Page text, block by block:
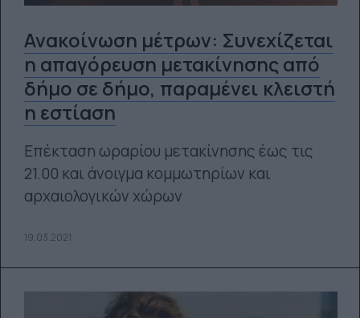
Ανακοίνωση μέτρων: Συνεχίζεται
η απαγόρευση μετακίνησης από
δήμο σε δήμο, παραμένει κλειστή
η εστίαση
Επέκταση ωραρίου μετακίνησης έως τις
21.00 και άνοιγμα κομμωτηρίων και
αρχαιολογικών χώρων
19.03.2021